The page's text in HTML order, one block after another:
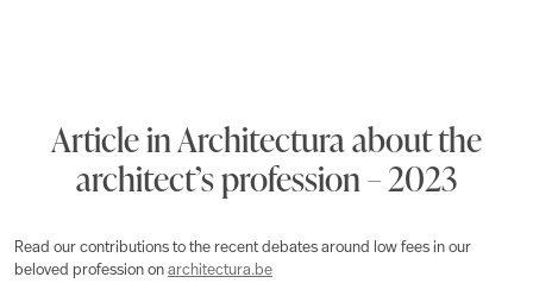
Article in Architectura about the
architect’s profession – 2023
Read our contributions to the recent debates around low fees in our
beloved profession on architectura.be